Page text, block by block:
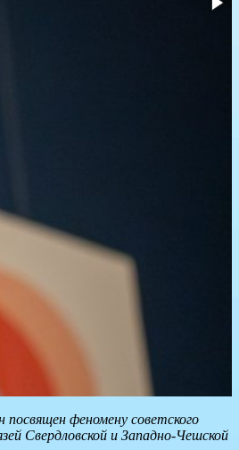
феномену советского
Свердловской и Западно-Чешской